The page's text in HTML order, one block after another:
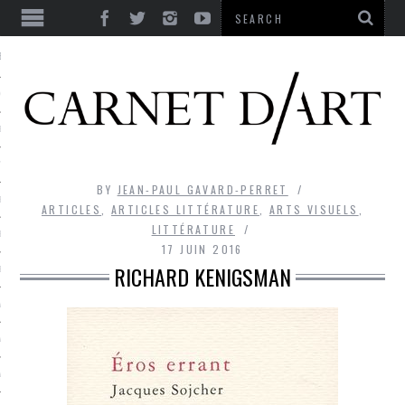
ULTIME
RIRE
LIBERTÉ
BEAUTÉ
FOLIE
BY JEAN-PAUL GAVARD-PERRET
ARTICLES
ARTICLES LITTÉRATURE ARTS VISUELS
LITTÉRATURE
17 JUIN 2016
RICHARD KENIGSMAN